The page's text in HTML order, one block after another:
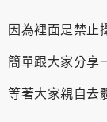
因為裡面是禁止
簡單跟大家分享
等著大家親自去